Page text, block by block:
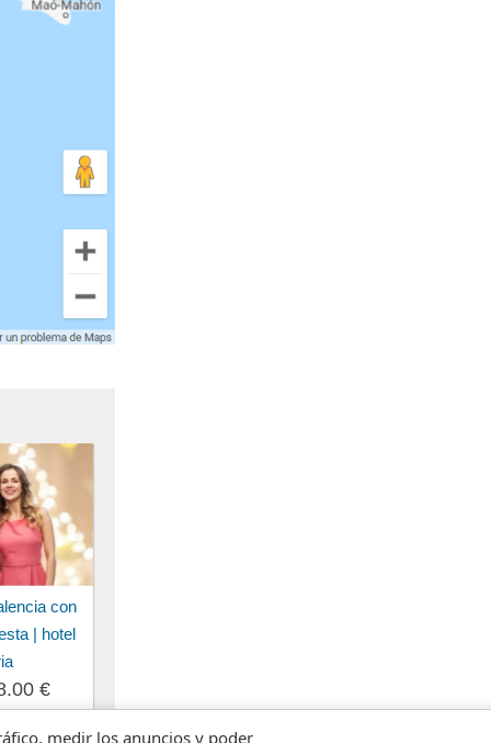
con
| hotel
€
medir los anuncios y poder